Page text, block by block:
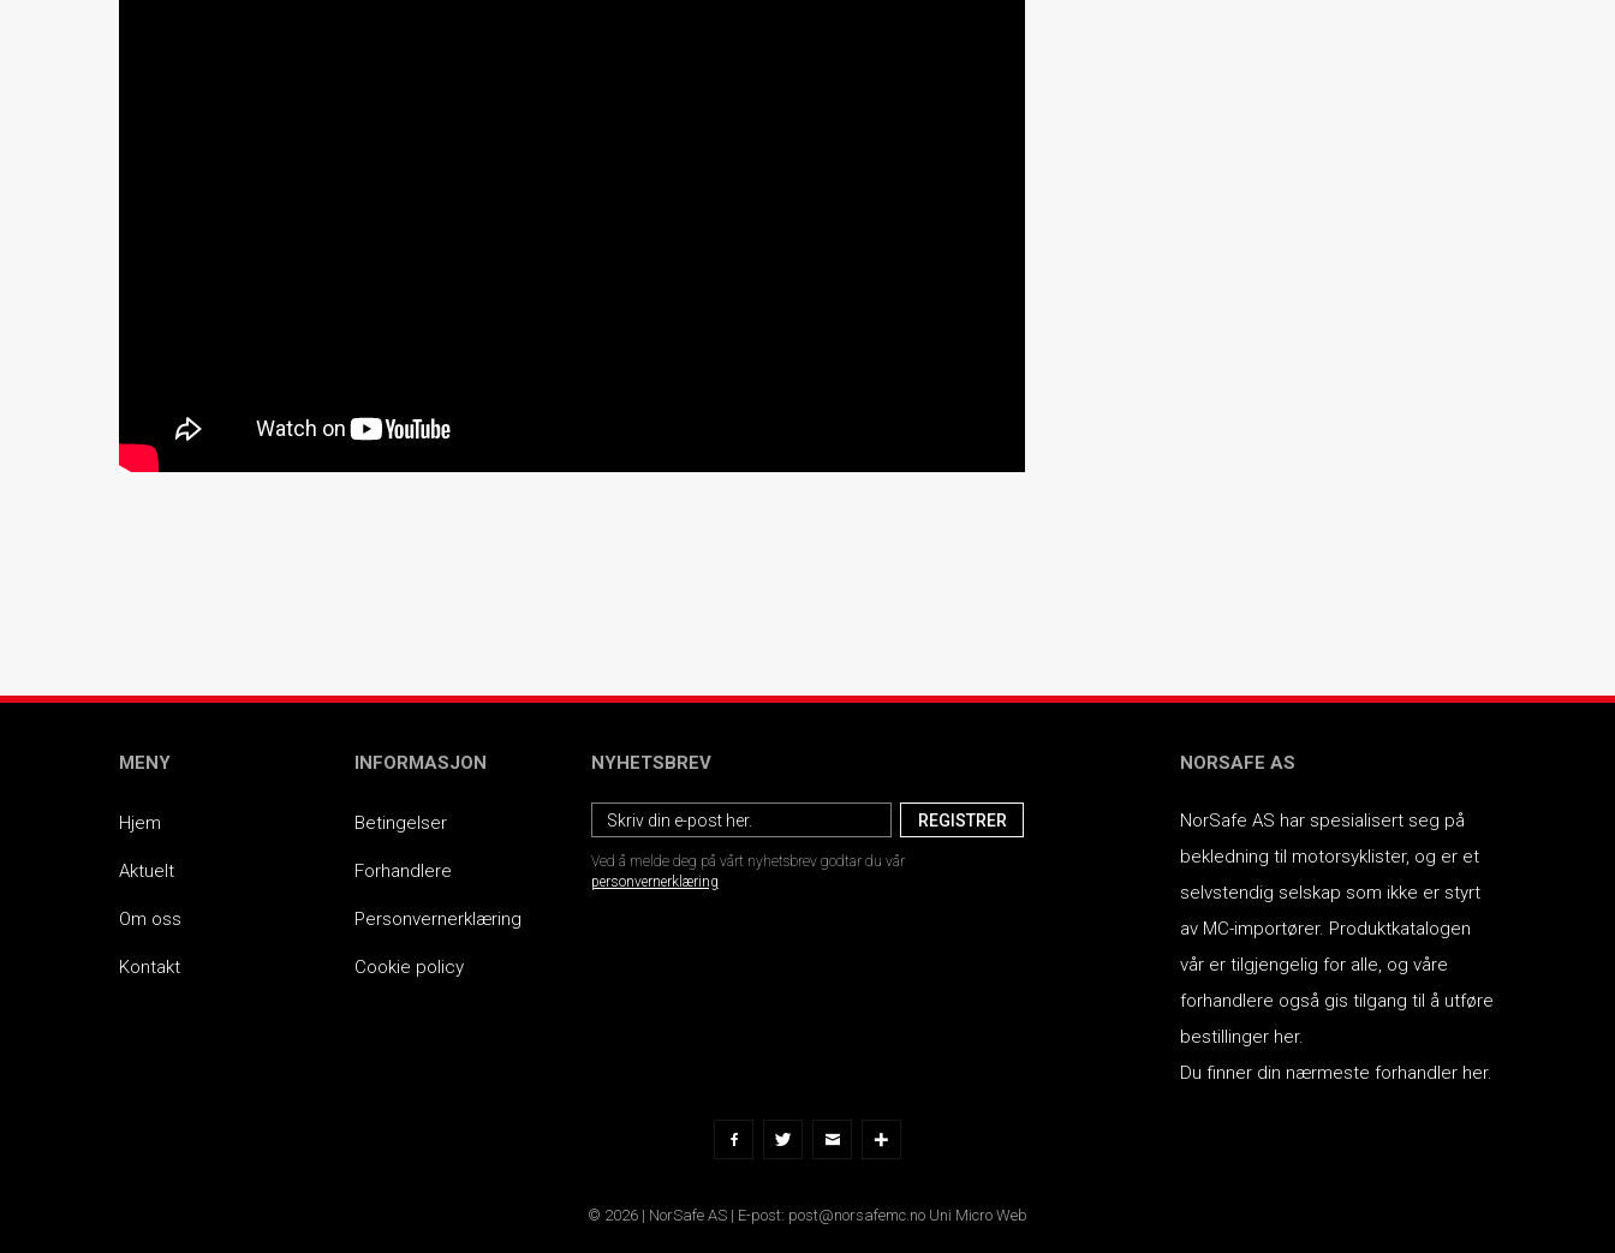
MENY
Hjem
Aktuelt
Om oss
Kontakt
INFORMASJON
Betingelser
Forhandlere
Personvernerklæring
Cookie policy
NYHETSBREV
Ved å melde deg på vårt nyhetsbrev godtar du vår
personvernerklæring
NORSAFE AS
NorSafe AS har spesialisert seg på
bekledning til motorsyklister, og er et
selvstendig selskap som ikke er styrt
av MC-importører. Produktkatalogen
vår er tilgjengelig for alle, og våre
forhandlere også gis tilgang til å utføre
bestillinger her.
Du finner din nærmeste forhandler her.
© 2026 | NorSafe AS | E-post: post@norsafemc.no Uni Micro Web